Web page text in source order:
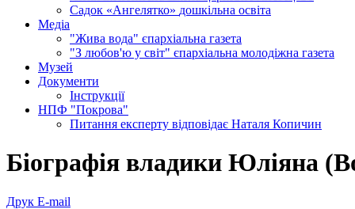
Садок «Ангелятко» дошкільна освіта
Медіа
"Жива вода" єпархіальна газета
"З любов'ю у світ" єпархіальна молодіжна газета
Музей
Документи
Інструкції
НПФ "Покрова"
Питання експерту відповідає Наталя Копичин
Біографія владики Юліяна
Друк E-mail